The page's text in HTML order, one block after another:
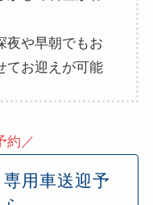
夜や早朝でもお
てお迎えが可能
約／
専用車送迎予